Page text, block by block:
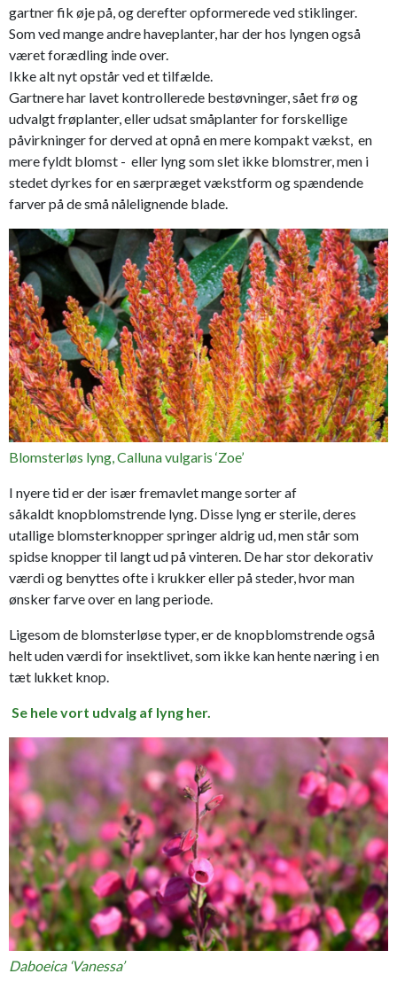
gartner fik øje på, og derefter opformerede ved stiklinger.
Som ved mange andre haveplanter, har der hos lyngen også
været forædling inde over.
Ikke alt nyt opstår ved et tilfælde.
Gartnere har lavet kontrollerede bestøvninger, sået frø og
udvalgt frøplanter, eller udsat småplanter for forskellige
påvirkninger for derved at opnå en mere kompakt vækst, en
mere fyldt blomst - eller lyng som slet ikke blomstrer, men i
stedet dyrkes for en særpræget vækstform og spændende
farver på de små nålelignende blade.
Blomsterløs lyng, Calluna vulgaris ‘Zoe’
I nyere tid er der især fremavlet mange sorter af
såkaldt knopblomstrende lyng. Disse lyng er sterile, deres
utallige blomsterknopper springer aldrig ud, men står som
spidse knopper til langt ud på vinteren. De har stor dekorativ
værdi og benyttes ofte i krukker eller på steder, hvor man
ønsker farve over en lang periode.
Ligesom de blomsterløse typer, er de knopblomstrende også
helt uden værdi for insektlivet, som ikke kan hente næring i en
tæt lukket knop.
Se hele vort udvalg af lyng her.
Daboeica ‘Vanessa’